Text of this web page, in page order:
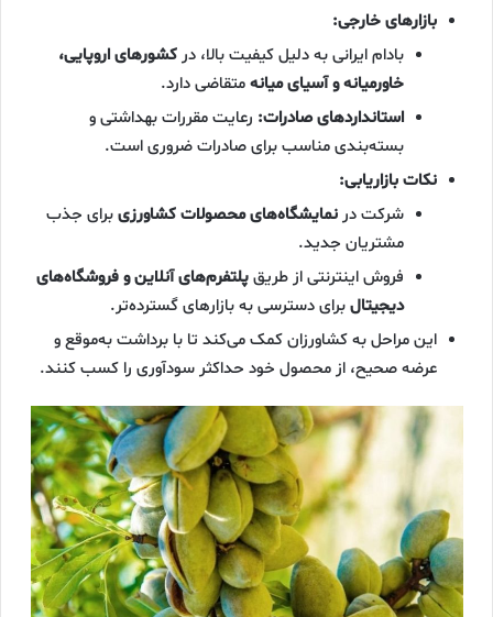
بازارهای خارجی:
بادام ایرانی به دلیل کیفیت بالا، درکشورهای اروپایی،
خاورمیانه و آسیای میانهمتقاضی دارد.
استانداردهای صادرات: رعایت مقررات بهداشتی و
بسته‌بندی مناسب برای صادرات ضروری است.
نکات بازاریابی:
شرکت درنمایشگاه‌های محصولات کشاورزیبرای جذب
مشتریان جدید.
فروش اینترنتی از طریقپلتفرم‌های آنلاین و فروشگاه‌های
دیجیتالبرای دسترسی به بازارهای گسترده‌تر.
این مراحل به کشاورزان کمک می‌کند تا با برداشت به‌موقع و
عرضه صحیح، از محصول خود حداکثر سودآوری را کسب کنند.